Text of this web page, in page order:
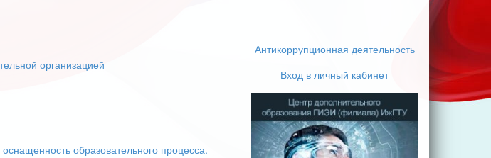
организацией
образовательного процесса.
Антикоррупционная деятельность
Вход в личный кабинет